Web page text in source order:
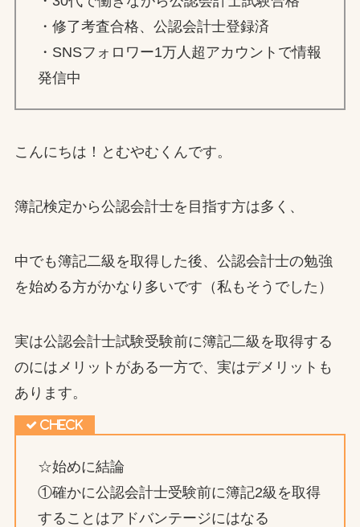
・修了考査合格、公認会計士登録済
・SNSフォロワー1万人超アカウントで情報
発信中
こんにちは！とむやむくんです。
簿記検定から公認会計士を目指す方は多く、
中でも簿記二級を取得した後、公認会計士の勉強
を始める方がかなり多いです（私もそうでした）
実は公認会計士試験受験前に簿記二級を取得する
のにはメリットがある一方で、実はデメリットも
あります。
☆始めに結論
①確かに公認会計士受験前に簿記2級を取得
することはアドバンテージにはなる